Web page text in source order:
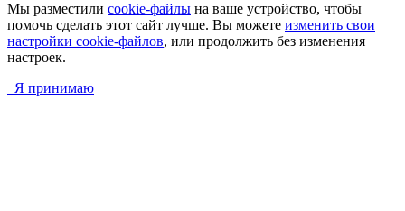
Мы разместили cookie-файлы на ваше устройство, чтобы
помочь сделать этот сайт лучше. Вы можете изменить свои
настройки cookie-файлов, или продолжить без изменения
настроек.
Я принимаю